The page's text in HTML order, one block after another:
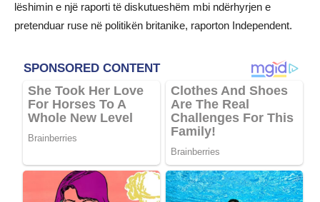
lëshimin e një raporti të diskutueshëm mbi ndërhyrjen e
pretenduar ruse në politikën britanike, raporton Independent.